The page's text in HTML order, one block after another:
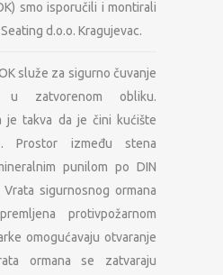
smo isporučili i montirali
d.o.o. Kragujevac.
služe za sigurno čuvanje
u zatvorenom obliku.
je takva da je čini kućište
Prostor između stena
punilom po DIN
sigurnosnog ormana
protivpožarnom
omogućavaju otvaranje
ormana se zatvaraju